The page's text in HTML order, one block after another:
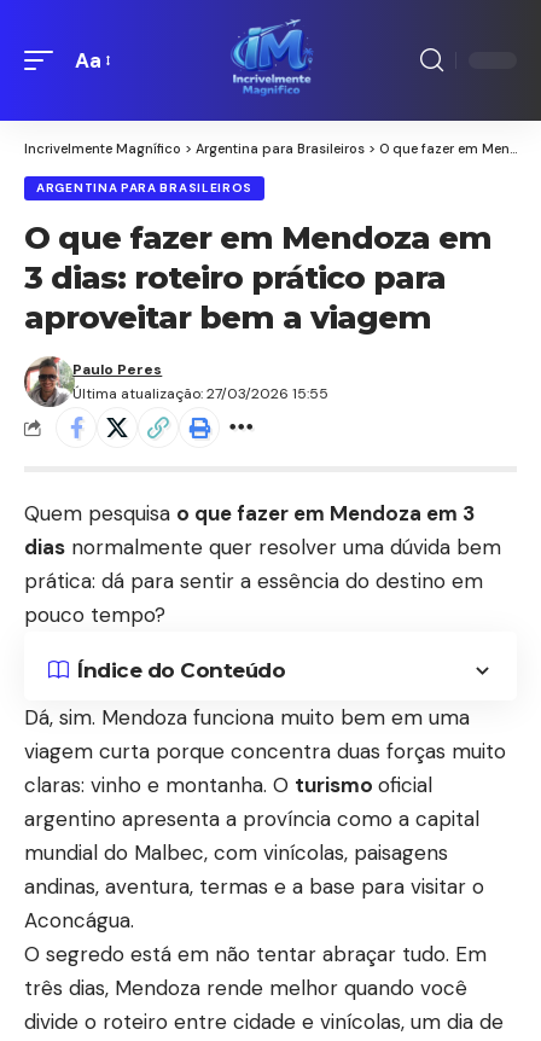
Redimensionamento
fontes
Aa
Incrivelmente Magnífico > Argentina para Brasileiros > O que fazer em Mendoza em 3 dias: roteiro prático para aproveitar bem a viagem
ARGENTINA PARA BRASILEIROS
O que fazer em Mendoza em
3 dias: roteiro prático para
aproveitar bem a viagem
Última atualização: 27/03/2026 15:55
Paulo Peres
Quem pesquisa o que fazer em Mendoza em 3
dias normalmente quer resolver uma dúvida bem
prática: dá para sentir a essência do destino em
pouco tempo?
Índice do Conteúdo
Dá, sim. Mendoza funciona muito bem em uma
viagem curta porque concentra duas forças muito
claras: vinho e montanha. O turismo oficial
argentino apresenta a província como a capital
mundial do Malbec, com vinícolas, paisagens
andinas, aventura, termas e a base para visitar o
Aconcágua.
O segredo está em não tentar abraçar tudo. Em
três dias, Mendoza rende melhor quando você
divide o roteiro entre cidade e vinícolas, um dia de